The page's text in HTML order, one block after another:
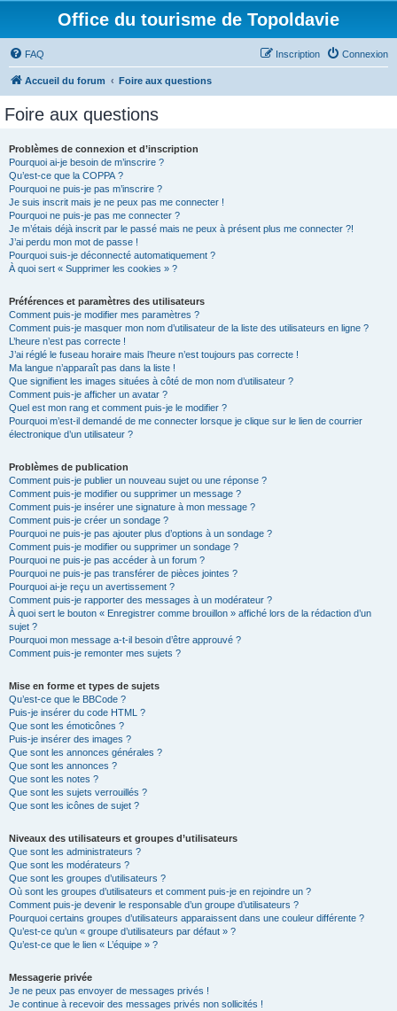
Office du tourisme de Topoldavie
FAQ Connexion
Inscription
Accueil du forum Foire aux questions
Foire aux questions
Problèmes de connexion et d’inscription
Pourquoi ai-je besoin de m’inscrire ?
Qu’est-ce que la COPPA ?
Pourquoi ne puis-je pas m’inscrire ?
Je suis inscrit mais je ne peux pas me connecter !
Pourquoi ne puis-je pas me connecter ?
Je m’étais déjà inscrit par le passé mais ne peux à présent plus me connecter ?!
J’ai perdu mon mot de passe !
Pourquoi suis-je déconnecté automatiquement ?
À quoi sert « Supprimer les cookies » ?
Préférences et paramètres des utilisateurs
Comment puis-je modifier mes paramètres ?
Comment puis-je masquer mon nom d’utilisateur de la liste des utilisateurs en ligne ?
L’heure n’est pas correcte !
J’ai réglé le fuseau horaire mais l’heure n’est toujours pas correcte !
Ma langue n’apparaît pas dans la liste !
Que signifient les images situées à côté de mon nom d’utilisateur ?
Comment puis-je afficher un avatar ?
Quel est mon rang et comment puis-je le modifier ?
Pourquoi m’est-il demandé de me connecter lorsque je clique sur le lien de courrier
électronique d’un utilisateur ?
Problèmes de publication
Comment puis-je publier un nouveau sujet ou une réponse ?
Comment puis-je modifier ou supprimer un message ?
Comment puis-je insérer une signature à mon message ?
Comment puis-je créer un sondage ?
Pourquoi ne puis-je pas ajouter plus d’options à un sondage ?
Comment puis-je modifier ou supprimer un sondage ?
Pourquoi ne puis-je pas accéder à un forum ?
Pourquoi ne puis-je pas transférer de pièces jointes ?
Pourquoi ai-je reçu un avertissement ?
Comment puis-je rapporter des messages à un modérateur ?
À quoi sert le bouton « Enregistrer comme brouillon » affiché lors de la rédaction d’un
sujet ?
Pourquoi mon message a-t-il besoin d’être approuvé ?
Comment puis-je remonter mes sujets ?
Mise en forme et types de sujets
Qu’est-ce que le BBCode ?
Puis-je insérer du code HTML ?
Que sont les émoticônes ?
Puis-je insérer des images ?
Que sont les annonces générales ?
Que sont les annonces ?
Que sont les notes ?
Que sont les sujets verrouillés ?
Que sont les icônes de sujet ?
Niveaux des utilisateurs et groupes d’utilisateurs
Que sont les administrateurs ?
Que sont les modérateurs ?
Que sont les groupes d’utilisateurs ?
Où sont les groupes d’utilisateurs et comment puis-je en rejoindre un ?
Comment puis-je devenir le responsable d’un groupe d’utilisateurs ?
Pourquoi certains groupes d’utilisateurs apparaissent dans une couleur différente ?
Qu’est-ce qu’un « groupe d’utilisateurs par défaut » ?
Qu’est-ce que le lien « L’équipe » ?
Messagerie privée
Je ne peux pas envoyer de messages privés !
Je continue à recevoir des messages privés non sollicités !